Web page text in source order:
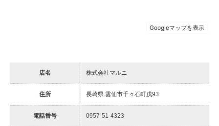
店名 株式会社マルニ
住所 長崎県 雲仙市千々石町戊93
電話番号 0957-51-4323